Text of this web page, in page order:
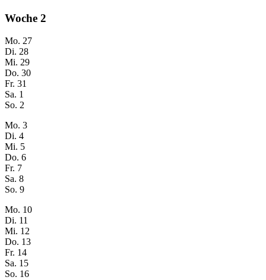
Woche 2
Mo. 27
Di. 28
Mi. 29
Do. 30
Fr. 31
Sa. 1
So. 2
Mo. 3
Di. 4
Mi. 5
Do. 6
Fr. 7
Sa. 8
So. 9
Mo. 10
Di. 11
Mi. 12
Do. 13
Fr. 14
Sa. 15
So. 16